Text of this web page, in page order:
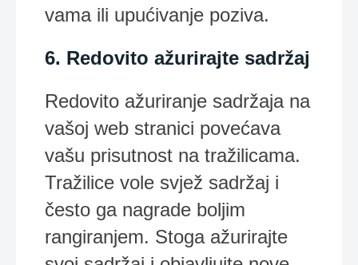
vama ili upućivanje poziva.
6. Redovito ažurirajte sadržaj
Redovito ažuriranje sadržaja na
vašoj web stranici povećava
vašu prisutnost na tražilicama.
Tražilice vole svjež sadržaj i
često ga nagrade boljim
rangiranjem. Stoga ažurirajte